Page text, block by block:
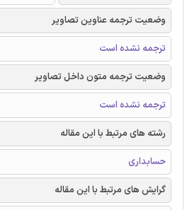
وضعیت ترجمه عناوین تصاویر
ترجمه نشده است
وضعیت ترجمه متون داخل تصاویر
ترجمه نشده است
رشته های مرتبط با این مقاله
حسابداری
گرایش های مرتبط با این مقاله